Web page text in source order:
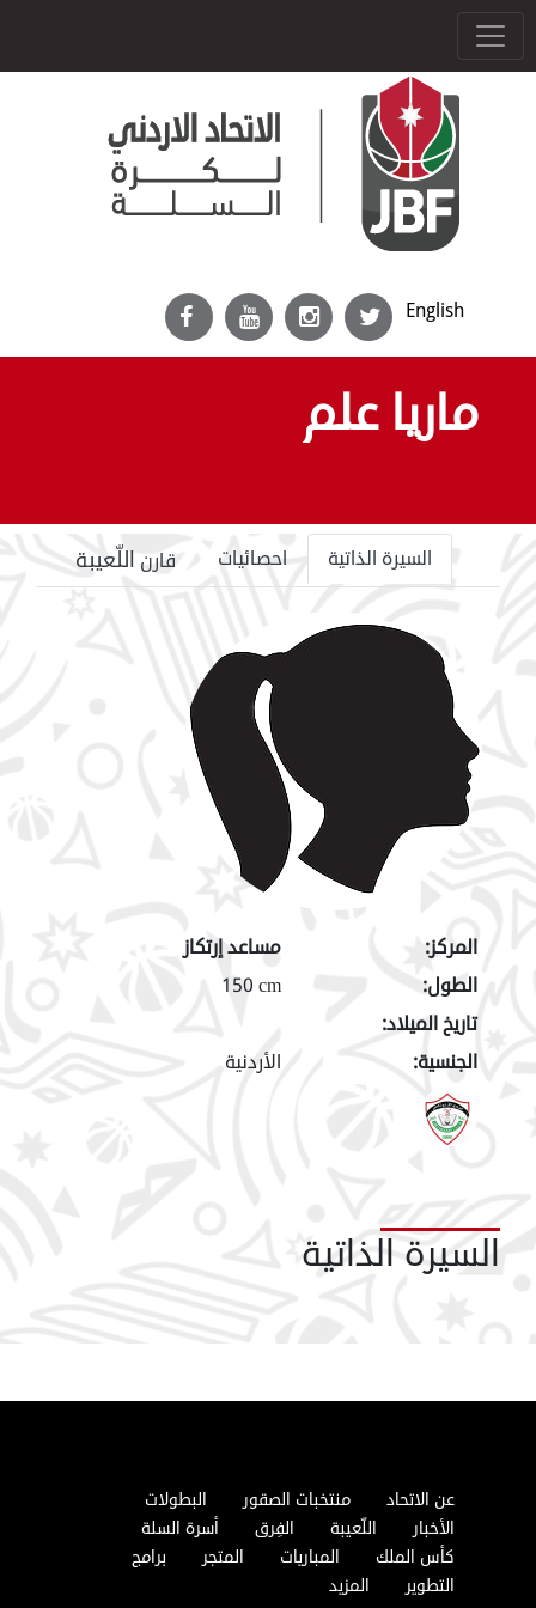
English
ماريا علم
السيرة الذاتية احصائيات قارن اللّعيبة
المركز:
مساعد إرتكاز
الطول:
150 cm
تاريخ الميلاد:
الجنسية:
الأردنية
السيرة الذاتية
عن الاتحاد منتخبات الصقور
البطولات
الأخبار
اللّعيبة الفِرق
أسرة السلة
كأس الملك
المباريات المتجر
برامج
التطوير
المزيد